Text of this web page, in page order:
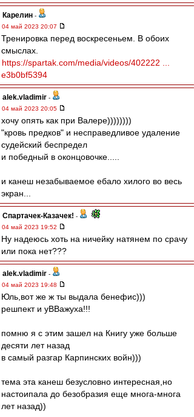
Карелин -
04 май 2023 20:07
Тренировка перед воскресеньем. В обоих
смыслах.
https://spartak.com/media/videos/402222 ...
e3b0bf5394
alek.vladimir -
04 май 2023 20:05
хочу опять как при Валере))))))))
"кровь предков" и несправедливое удаление
судейский беспредел
и победный в оконцовочке.....
и канеш незабываемое ебало хилого во весь
экран...
Спартачек-Казачек! -
04 май 2023 19:52
Ну надеюсь хоть на ничейку натянем по срачу
или пока нет???
alek.vladimir -
04 май 2023 19:48
Юль,вот же ж ты выдала бенефис)))
решпект и уВВажуха!!!
помню я с этим зашел на Книгу уже больше
десяти лет назад
в самый разгар Карпинских войн)))
тема эта канеш безусловно интересная,но
настоипала до безобразия еще многа-многа
лет назад))